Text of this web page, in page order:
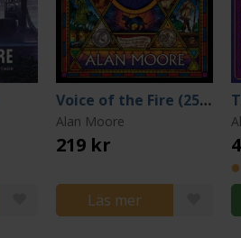
Voice of the Fire (25th Anniversary Edition)
Alan Moore
219 kr
Läs mer